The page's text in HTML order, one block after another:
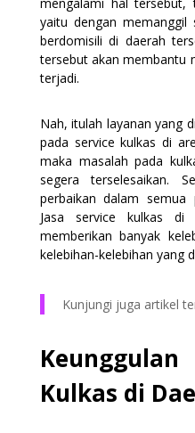
yaitu dengan memanggil
berdomisili di daerah
tersebut akan membantu
terjadi.
Nah, itulah layanan yang
pada service kulkas di
maka masalah pada
segera terselesaikan.
perbaikan dalam semua
Jasa service kulkas
memberikan banyak
kelebihan-kelebihan yang
Kunjungi juga artikel
Kulkas di